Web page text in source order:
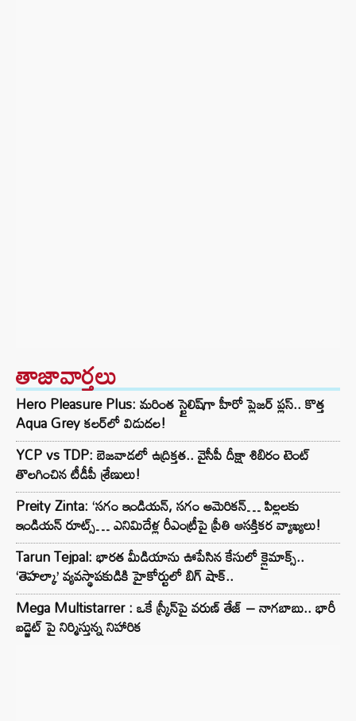
తాజావార్తలు
Hero Pleasure Plus: మరింత స్టైలిష్‌గా హీరో ప్లెజర్ ప్లస్.. కొత్త
Aqua Grey కలర్‌లో విడుదల!
YCP vs TDP: బెజవాడలో ఉద్రిక్తత.. వైసీపీ దీక్షా శిబిరం టెంట్
తొలగించిన టీడీపీ శ్రేణులు!
Preity Zinta: ‘సగం ఇండియన్, సగం అమెరికన్… పిల్లలకు
ఇండియన్ రూట్స్… ఎనిమిదేళ్ల రీఎంట్రీపై ప్రీతి ఆసక్తికర వ్యాఖ్యలు!
Tarun Tejpal: భారత మీడియాను ఊపేసిన కేసులో క్లైమాక్స్..
‘తెహల్కా’ వ్యవస్థాపకుడికి హైకోర్టులో బిగ్ షాక్..
Mega Multistarrer : ఒకే స్క్రీన్‌పై వరుణ్ తేజ్ – నాగబాబు.. భారీ
బడ్జెట్ పై నిర్మిస్తున్న నిహారిక